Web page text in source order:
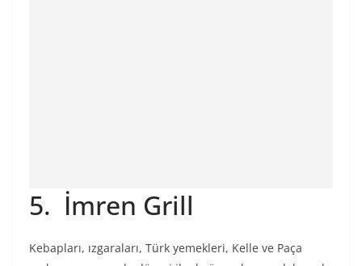
5. İmren Grill
Kebapları, ızgaraları, Türk yemekleri, Kelle ve Paça